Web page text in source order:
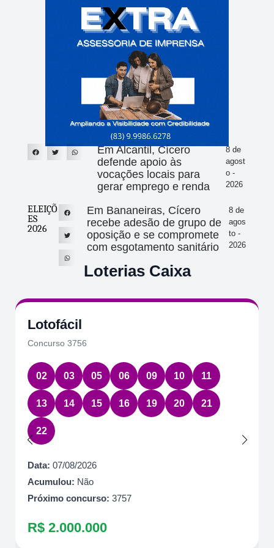
Em Alcantil, Cícero
defende apoio às
vocações locais para
gerar emprego e renda
8 de
agost
o -
2026
ELEIÇÕ
ES
2026
Em Bananeiras, Cícero
recebe adesão de grupo de
oposição e se compromete
com esgotamento sanitário
8 de
agos
to -
2026
Loterias Caixa
Lotofácil
Concurso 3756
02 03 05 06 09 10 11
13 14 15 16 19 20 21
22
Data: 07/08/2026
Acumulou: Não
Próximo concurso: 3757
R$ 2.000.000